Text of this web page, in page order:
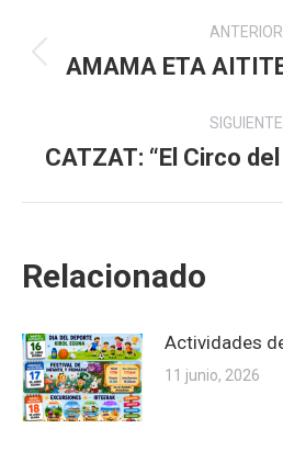
Navegación
entre
publicaciones
ANTERIOR
AMAMA ETA
SIGUIENTE
CATZAT: “El Circo
Relacionado
Actividades
11 junio, 2026